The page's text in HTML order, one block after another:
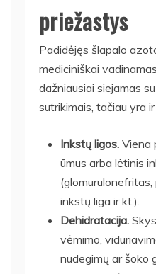
priežastys
Padidėjęs šlapalo
mediciniškai
dažniausiai siejamas
sutrikimais, tačiau yra
Inkstų ligos. Viena
ūmus arba lėtinis
inkstų liga ir kt.).
Dehidratacija.
vėmimo,
nudegimų ar šoko